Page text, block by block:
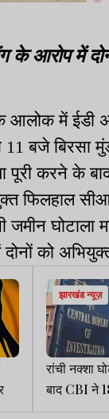
के आरोप में
में ईडी
बजे बिरसा
पूरी करने के
फिलहाल
घोटाला
को
झारखंड न्यूज़
रांची नक्शा
बाद CBI ने
चार्जशीट